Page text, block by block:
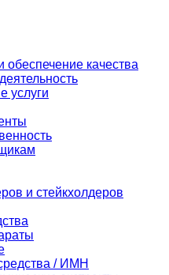
обеспечение качества
услуги
и стейкхолдеров
/ ИМН